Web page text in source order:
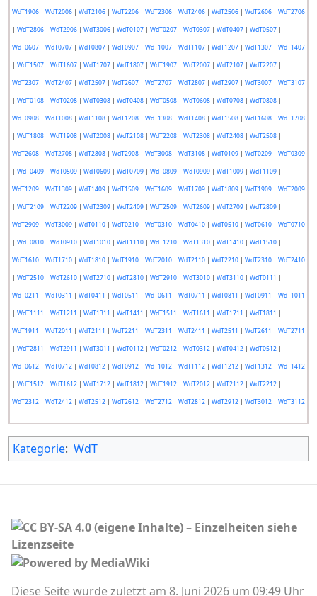
WdT1906| WdT2006| WdT2106| WdT2206| WdT2306| WdT2406| WdT2506| WdT2606| WdT2706
| WdT2806| WdT2906| WdT3006| WdT0107| WdT0207| WdT0307| WdT0407| WdT0507|
WdT0607| WdT0707| WdT0807| WdT0907| WdT1007| WdT1107| WdT1207| WdT1307| WdT1407
| WdT1507| WdT1607| WdT1707| WdT1807| WdT1907| WdT2007| WdT2107| WdT2207|
WdT2307| WdT2407| WdT2507| WdT2607| WdT2707| WdT2807| WdT2907| WdT3007| WdT3107
| WdT0108| WdT0208| WdT0308| WdT0408| WdT0508| WdT0608| WdT0708| WdT0808|
WdT0908| WdT1008| WdT1108| WdT1208| WdT1308| WdT1408| WdT1508| WdT1608| WdT1708
| WdT1808| WdT1908| WdT2008| WdT2108| WdT2208| WdT2308| WdT2408| WdT2508|
WdT2608| WdT2708| WdT2808| WdT2908| WdT3008| WdT3108| WdT0109| WdT0209| WdT0309
| WdT0409| WdT0509| WdT0609| WdT0709| WdT0809| WdT0909| WdT1009| WdT1109|
WdT1209| WdT1309| WdT1409| WdT1509| WdT1609| WdT1709| WdT1809| WdT1909| WdT2009
| WdT2109| WdT2209| WdT2309| WdT2409| WdT2509| WdT2609| WdT2709| WdT2809|
WdT2909| WdT3009| WdT0110| WdT0210| WdT0310| WdT0410| WdT0510| WdT0610| WdT0710
| WdT0810| WdT0910| WdT1010| WdT1110| WdT1210| WdT1310| WdT1410| WdT1510|
WdT1610| WdT1710| WdT1810| WdT1910| WdT2010| WdT2110| WdT2210| WdT2310| WdT2410
| WdT2510| WdT2610| WdT2710| WdT2810| WdT2910| WdT3010| WdT3110| WdT0111 |
WdT0211 | WdT0311 | WdT0411 | WdT0511 | WdT0611 | WdT0711 | WdT0811 | WdT0911 | WdT1011
| WdT1111 | WdT1211 | WdT1311 | WdT1411 | WdT1511 | WdT1611 | WdT1711 | WdT1811 |
WdT1911 | WdT2011 | WdT2111 | WdT2211 | WdT2311 | WdT2411 | WdT2511 | WdT2611 | WdT2711
| WdT2811 | WdT2911 | WdT3011 | WdT0112| WdT0212| WdT0312| WdT0412| WdT0512|
WdT0612| WdT0712| WdT0812| WdT0912| WdT1012| WdT1112| WdT1212| WdT1312| WdT1412
| WdT1512| WdT1612| WdT1712| WdT1812| WdT1912| WdT2012| WdT2112| WdT2212|
WdT2312| WdT2412| WdT2512| WdT2612| WdT2712| WdT2812| WdT2912| WdT3012| WdT3112
Kategorie: WdT
Diese Seite wurde zuletzt am 8. Juni 2026 um 09:49 Uhr